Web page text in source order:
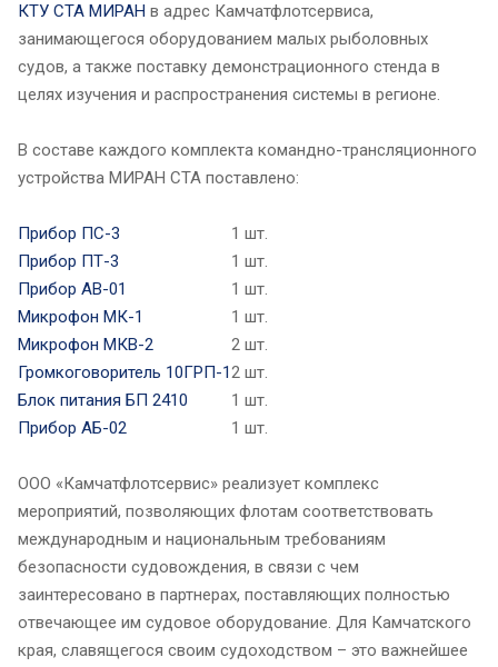
КТУ СТА МИРАН в адрес Камчатфлотсервиса,
занимающегося оборудованием малых рыболовных
судов, а также поставку демонстрационного стенда в
целях изучения и распространения системы в регионе.
В составе каждого комплекта командно-трансляционного
устройства МИРАН СТА поставлено:
Прибор ПС-3
1 шт.
Прибор ПТ-3
1 шт.
Прибор АВ-01
1 шт.
Микрофон МК-1
1 шт.
Микрофон МКВ-2
2 шт.
Громкоговоритель 10ГРП-12 шт.
Блок питания БП 2410
1 шт.
Прибор АБ-02
1 шт.
ООО «Камчатфлотсервис» реализует комплекс
мероприятий, позволяющих флотам соответствовать
международным и национальным требованиям
безопасности судовождения, в связи с чем
заинтересовано в партнерах, поставляющих полностью
отвечающее им судовое оборудование. Для Камчатского
края, славящегося своим судоходством – это важнейшее